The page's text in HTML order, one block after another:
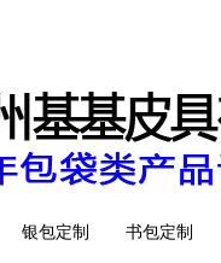
银包定制 书包定制